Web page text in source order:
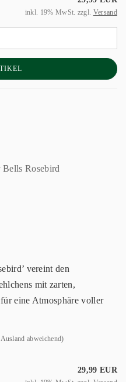
inkl. 19% MwSt. zzgl. Versand
vereint den
mit zarten,
eine Atmosphäre voller
abweichend)
29,99 EUR